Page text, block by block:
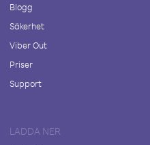
Blogg
Säkerhet
Viber Out
Priser
Support
LADDA NER